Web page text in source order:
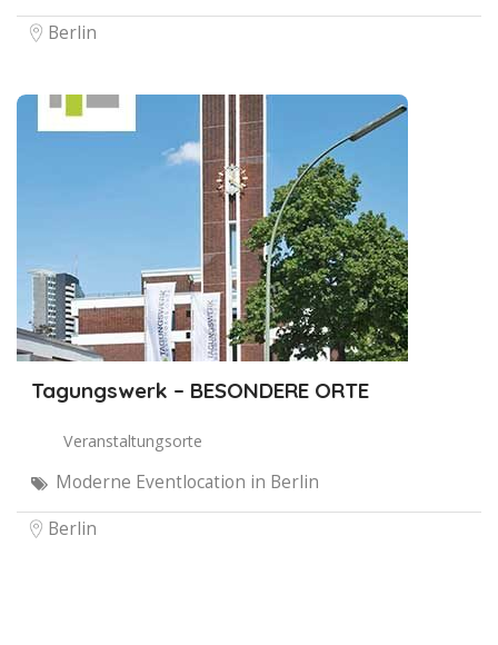
Berlin
Tagungswerk – BESONDERE ORTE
Veranstaltungsorte
Moderne Eventlocation in Berlin
Berlin